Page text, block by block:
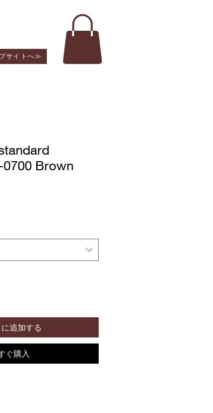
サイトへ≫
Brown
追加する
ぐ購入